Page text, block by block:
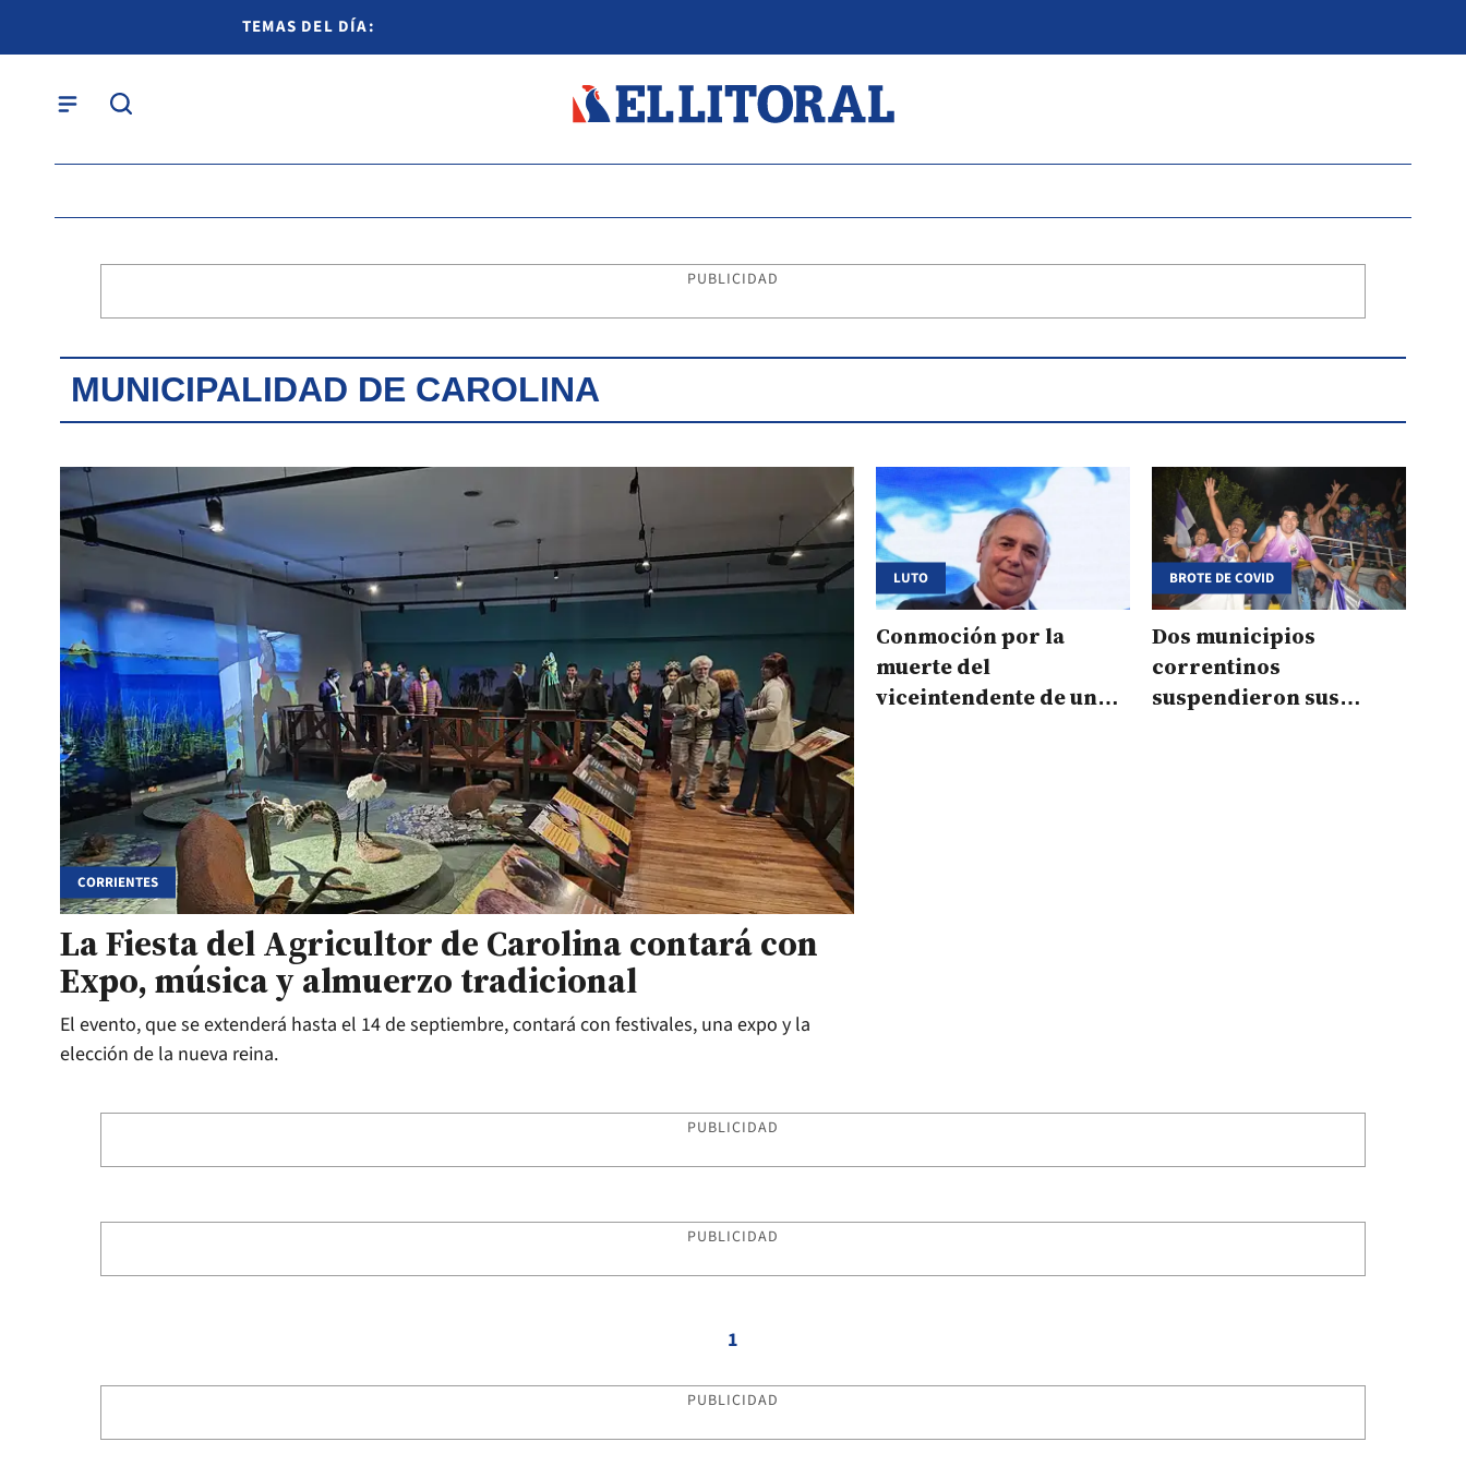
TEMAS DEL DÍA:
PUBLICIDAD
MUNICIPALIDAD DE CAROLINA
CORRIENTES
La Fiesta del Agricultor de Carolina contará con
Expo, música y almuerzo tradicional
El evento, que se extenderá hasta el 14 de septiembre, contará con festivales, una expo y la
elección de la nueva reina.
LUTO
Conmoción por la
muerte del
viceintendente de una
BROTE DE COVID
Dos municipios
correntinos
suspendieron sus
PUBLICIDAD
PUBLICIDAD
1
PUBLICIDAD